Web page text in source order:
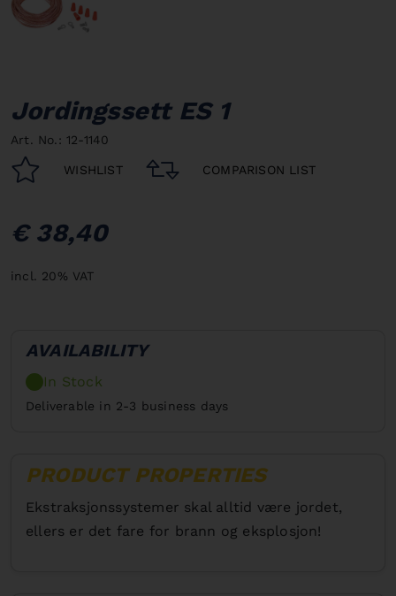
Jordingssett ES 1
Art. No.: 12-1140
WISHLIST COMPARISON LIST
€ 38,40
incl. 20% VAT
AVAILABILITY
In Stock
Deliverable in 2-3 business days
PRODUCT PROPERTIES
Ekstraksjonssystemer skal alltid være jordet,
ellers er det fare for brann og eksplosjon!